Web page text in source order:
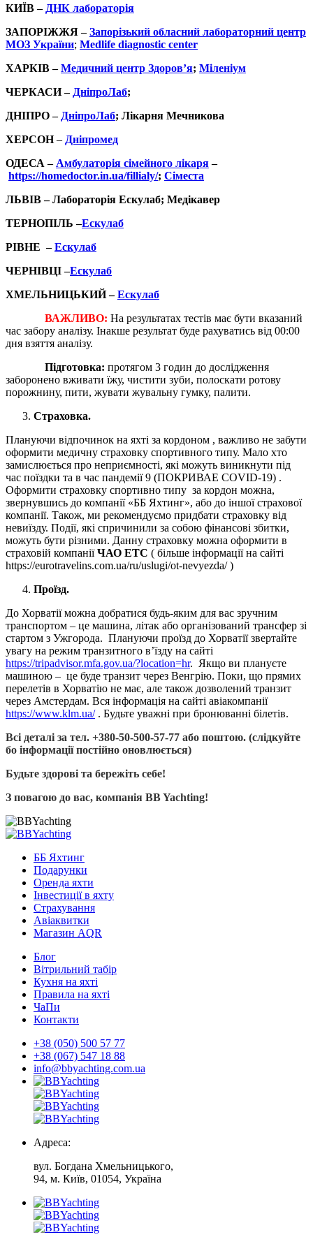
КИЇВ – ДНК лабораторія
ЗАПОРІЖЖЯ –Запорізький обласний лабораторний центр
МОЗ України; Medlife diagnostic center
ХАРКІВ –Медичний центр Здоров’я; Міленіум
ЧЕРКАСИ – Дніпро­Лаб;
ДНІПРО – Дніпро­Лаб; Лікарня Мечникова
ХЕРСОН– Дніпромед
ОДЕСА – Амбулаторія сімейного лікаря–
https://homedoctor.in.ua/fillialy/; Сіместа
ЛЬВІВ –Лабораторія Ескулаб; Медікавер
ТЕРНОПІЛЬ –Ескулаб
РІВНЕ –Ескулаб
ЧЕРНІВЦІ –Ескулаб
ХМЕЛЬНИЦЬКИЙ –Ескулаб
ВАЖЛИВО: На результатах тестів має бути вказаний
час забору аналізу. Інакше результат буде рахуватись від 00:00
дня взяття аналізу.
Підготовка: протягом 3 годин до дослідження
заборонено вживати їжу, чистити зуби, полоскати ротову
порожнину, пити, жувати жувальну гумку, палити.
Страховка.
Плануючи відпочинок на яхті за кордоном , важливо не забути
оформити медичну страховку спортивного типу. Мало хто
замислюється про неприємності, які можуть виникнути під
час поїздки та в час пандемії 9 (ПОКРИВАЕ COVID-19) .
Оформити страховку спортивно типу за кордон можна,
звернувшись до компанії «ББ Яхтинг», або до іншої страхової
компанії. Також, ми рекомендуємо придбати страховку від
невиїзду. Події, які спричинили за собою фінансові збитки,
можуть бути різними. Данну страховку можна оформити в
страховій компаніїЧАО ЕТС ( більше інформації на сайті
https://eurotravelins.com.ua/ru/uslugi/ot-nevyezda/ )
Проїзд.
До Хорватії можна добратися будь-яким для вас зручним
транспортом – це машина, літак або організований трансфер зі
стартом з Ужгорода. Плануючи проїзд до Хорватії звертайте
увагу на режим транзитного в’їзду на сайті
https://tripadvisor.mfa.gov.ua/?location=hr. Якщо ви плануєте
машиною – це буде транзит через Венгрію. Поки, що прямих
перелетів в Хорватію не має, але також дозволений транзит
через Амстердам. Вся інформація на сайті авіакомпанії
https://www.klm.ua/. Будьте уважні при бронюванні білетів.
Всі деталі за тел. +380-50-500-57-77 або поштою. (слідкуйте
бо інформації постійно оновлюється)
Будьте здорові та бережіть себе!
З повагою до вас, компанія BB Yachting!
ББ Яхтинг
Подарунки
Оренда яхти
Інвестиції в яхту
Страхування
Авіаквитки
Магазин AQR
Блог
Вітрильний табір
Кухня на яхті
Правила на яхті
ЧаПи
Контакти
+38 (050) 500 57 77
+38 (067) 547 18 88
info@bbyachting.com.ua
Адреса:
вул. Богдана Хмельницького,
94, м. Київ, 01054, Україна